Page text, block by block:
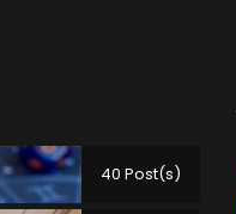
40 Post(s)